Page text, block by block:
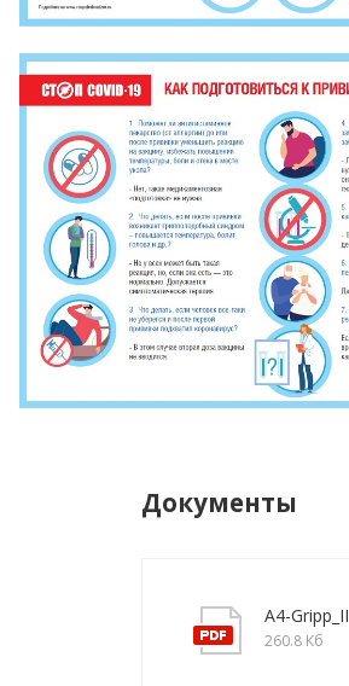
Документы
A4-Gripp_II
260.8 Кб